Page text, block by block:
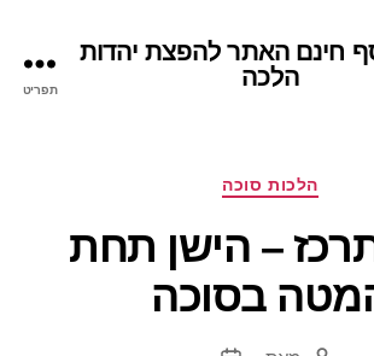
חינם האתר להפצת יהדות
הלכה
תפריט
קטגוריות
הלכות סוכה
– הישן תחת
בסוכה